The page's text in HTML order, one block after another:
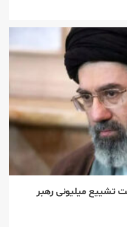
تشییع میلیونی رهبر